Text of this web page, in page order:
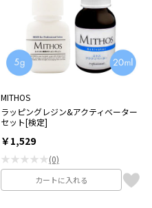
MITHOS
ラッピングレジン&アクティベーター
セット[検定]
￥1,529
★★★★★(0)
カートに入れる